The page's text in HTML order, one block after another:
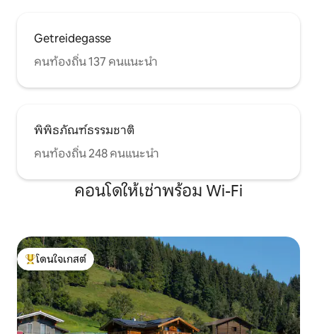
Getreidegasse
คนท้องถิ่น 137 คนแนะนำ
พิพิธภัณฑ์ธรรมชาติ
คนท้องถิ่น 248 คนแนะนำ
คอนโดให้เช่าพร้อม Wi-Fi
โดนใจเกสต์ที่สุด
โดนใจเกสต์